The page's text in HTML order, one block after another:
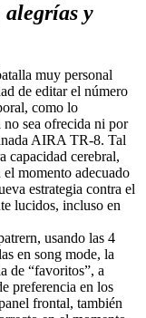
alegrías y
muy personal
de editar el número
como lo
no sea ofrecida ni por
AIRA TR-8. Tal
capacidad cerebral,
momento adecuado
estrategia contra el
lucidos, incluso en
usando las 4
en song mode, la
de “favoritos”, a
preferencia en los
frontal, también